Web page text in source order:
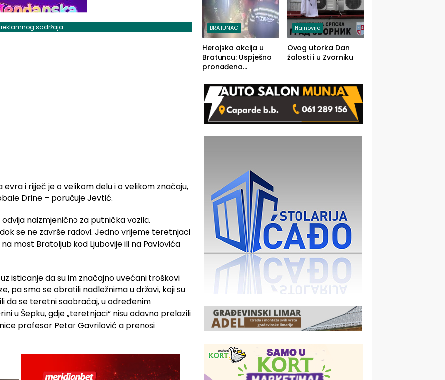
reklamnog sadržaja
i rijječ je o velikom delu i o velikom značaju,
Drine – poručuje Jevtić.
naizmjenično za putnička vozila.
se ne završe radovi. Jedno vrijeme teretnjaci
most Bratoljub kod Ljubovije ili na Pavlovića
isticanje da su im značajno uvećani troškovi
pa smo se obratili nadležnima u državi, koji su
da se teretni saobraćaj, u određenim
u Šepku, gdje „teretnjaci“ nisu odavno prelazili
profesor Petar Gavrilović a prenosi
BRATUNAC
Herojska akcija u
Bratuncu: Uspješno
pronađena
a Ivanka Lazić,
rodom iz Kravice.
Najnovije
Ovog utorka Dan
žalosti i u Zvorniku